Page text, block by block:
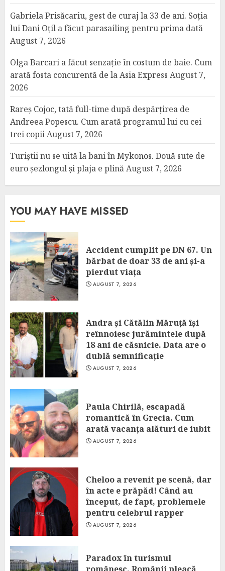
Gabriela Prisăcariu, gest de curaj la 33 de ani. Soția
lui Dani Oțil a făcut parasailing pentru prima dată
August 7, 2026
Olga Barcari a făcut senzație în costum de baie. Cum
arată fosta concurentă de la Asia Express August 7,
2026
Rareș Cojoc, tată full-time după despărțirea de
Andreea Popescu. Cum arată programul lui cu cei
trei copiiAugust 7, 2026
Turiștii nu se uită la bani în Mykonos. Două sute de
euro șezlongul și plaja e plinăAugust 7, 2026
YOU MAY HAVE MISSED
Accident cumplit pe DN 67. Un
bărbat de doar 33 de ani și-a
pierdut viața
AUGUST 7, 2026
Andra și Cătălin Măruță își
reînnoiesc jurămintele după
18 ani de căsnicie. Data are o
dublă semnificație
AUGUST 7, 2026
Paula Chirilă, escapadă
romantică în Grecia. Cum
arată vacanța alături de iubit
AUGUST 7, 2026
Cheloo a revenit pe scenă, dar
în acte e prăpăd! Când au
început, de fapt, problemele
pentru celebrul rapper
AUGUST 7, 2026
Paradox în turismul